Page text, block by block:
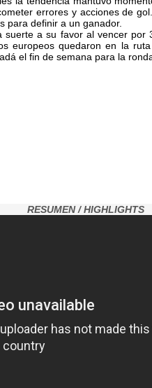
errores y acciones de
para definir a un ganador.
suerte a su favor al vencer
europeos quedaron en la
el fin de semana para la
RESUMEN / HIGHLIGHTS